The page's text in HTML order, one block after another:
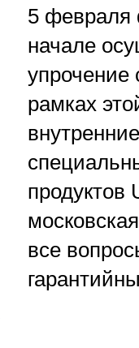
5
начале
рамках
продуктов
все